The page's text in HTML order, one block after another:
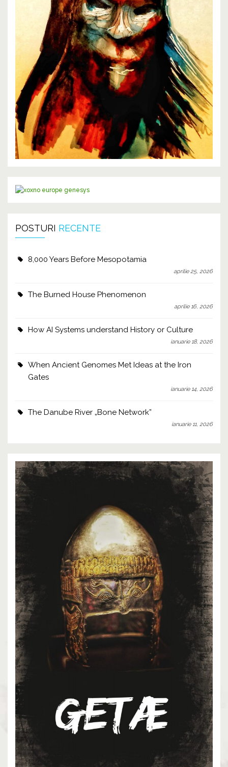
POSTURI RECENTE
8,000 Years Before Mesopotamia
aprilie 25, 2026
The Burned House Phenomenon
aprilie 16, 2026
How AI Systems understand History or Culture
ianuarie 18, 2026
When Ancient Genomes Met Ideas at the Iron
Gates
ianuarie 14, 2026
The Danube River „Bone Network”
ianuarie 11, 2026